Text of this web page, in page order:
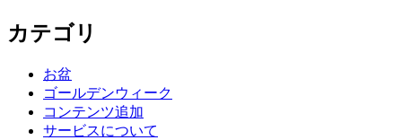
カテゴリ
お盆
ゴールデンウィーク
コンテンツ追加
サービスについて